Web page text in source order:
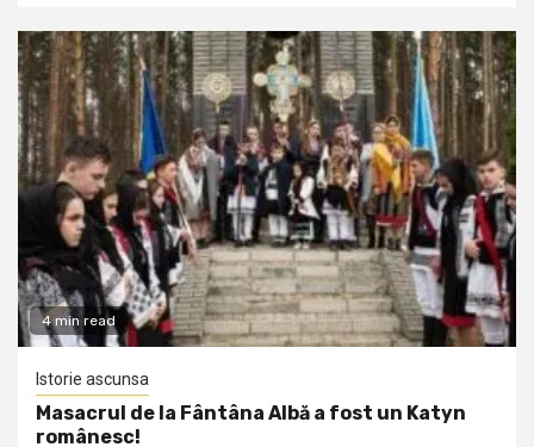
4 min read
Istorie ascunsa
Masacrul de la Fântâna Albă a fost un Katyn
românesc!